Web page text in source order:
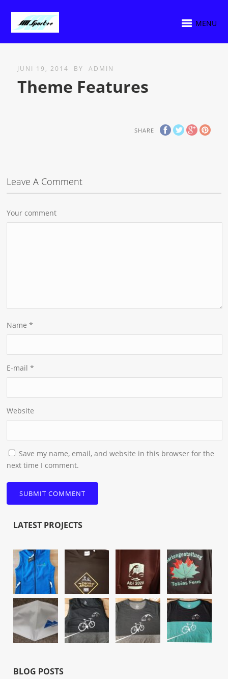
MENU
JUNI 19, 2014 BY ADMIN
Theme Features
SHARE
Leave A Comment
Your comment
Name*
E-mail*
Website
Save my name, email, and website in this browser for the
next time I comment.
LATEST PROJECTS
BLOG POSTS